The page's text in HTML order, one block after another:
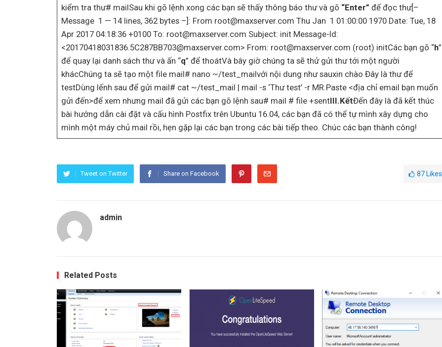
kiểm tra thư# mailSau khi gõ lệnh xong các bạn sẽ thấy thông báo thư và gõ “Enter” để đọc thư[–
Message 1 — 14 lines, 362 bytes –]: From root@maxserver.com Thu Jan 1 01:00:00 1970 Date: Tue, 18
Apr 2017 04:18:36 +0100 To: root@maxserver.com Subject: init Message-Id:
<20170418031836.5C287BB703@maxserver.com> From: root@maxserver.com (root) initCác bạn gõ “h”
để quay lại danh sách thư và ấn “q” để thoátVà bây giờ chúng ta sẽ thử gửi thư tới một người
khácChúng ta sẽ tạo một file mail# nano ~/test_mailvới nội dung như sauxin chào Đây là thư để
testDùng lếnh sau để gửi mail# cat ~/test_mail | mail -s ‘Thư test’ -r MR.Paste <địa chỉ email bạn muốn
gửi đến>để xem nhưng mail đã gửi các bạn gõ lệnh sau# mail # file +sentIII.KếtĐến đây là đã kết thúc
bài hướng dẫn cài đặt và cấu hình Postfix trên Ubuntu 16.04, các bạn đã có thể tự mình xây dựng cho
mình một máy chủ mail rồi, hẹn gặp lại các bạn trong các bài tiếp theo. Chúc các bạn thành công!
Tweet on Twitter Share on Facebook 87 Likes
admin
Related Posts